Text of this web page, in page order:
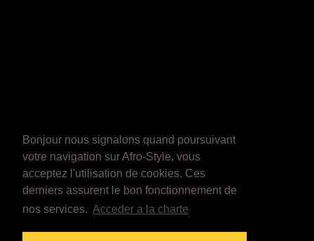
Bonjour nous signalons quand poursuivant
votre navigation sur Afro-Style, vous
acceptez l'utilisation de cookies. Ces
derniers assurent le bon fonctionnement de
nos services. Acceder a la charte